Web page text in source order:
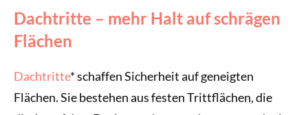
Dachtritte – mehr Halt auf schrägen
Flächen
Dachtritte* schaffen Sicherheit auf geneigten
Flächen. Sie bestehen aus festen Trittflächen, die